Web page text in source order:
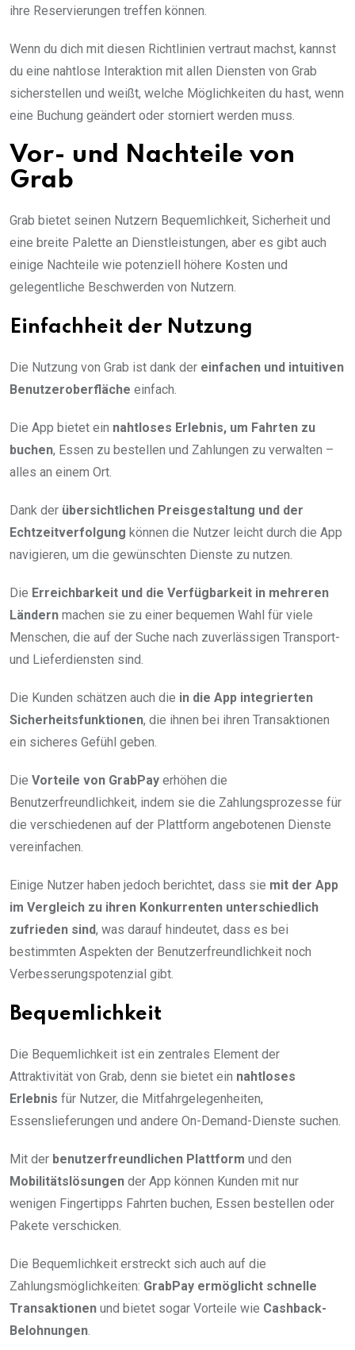
ihre Reservierungen treffen können.
Wenn du dich mit diesen Richtlinien vertraut machst, kannst
du eine nahtlose Interaktion mit allen Diensten von Grab
sicherstellen und weißt, welche Möglichkeiten du hast, wenn
eine Buchung geändert oder storniert werden muss.
Vor- und Nachteile von
Grab
Grab bietet seinen Nutzern Bequemlichkeit, Sicherheit und
eine breite Palette an Dienstleistungen, aber es gibt auch
einige Nachteile wie potenziell höhere Kosten und
gelegentliche Beschwerden von Nutzern.
Einfachheit der Nutzung
Die Nutzung von Grab ist dank der einfachen und intuitiven
Benutzeroberfläche einfach.
Die App bietet ein nahtloses Erlebnis, um Fahrten zu
buchen, Essen zu bestellen und Zahlungen zu verwalten –
alles an einem Ort.
Dank der übersichtlichen Preisgestaltung und der
Echtzeitverfolgung können die Nutzer leicht durch die App
navigieren, um die gewünschten Dienste zu nutzen.
Die Erreichbarkeit und die Verfügbarkeit in mehreren
Ländern machen sie zu einer bequemen Wahl für viele
Menschen, die auf der Suche nach zuverlässigen Transport-
und Lieferdiensten sind.
Die Kunden schätzen auch die in die App integrierten
Sicherheitsfunktionen, die ihnen bei ihren Transaktionen
ein sicheres Gefühl geben.
Die Vorteile von GrabPay erhöhen die
Benutzerfreundlichkeit, indem sie die Zahlungsprozesse für
die verschiedenen auf der Plattform angebotenen Dienste
vereinfachen.
Einige Nutzer haben jedoch berichtet, dass sie mit der App
im Vergleich zu ihren Konkurrenten unterschiedlich
zufrieden sind, was darauf hindeutet, dass es bei
bestimmten Aspekten der Benutzerfreundlichkeit noch
Verbesserungspotenzial gibt.
Bequemlichkeit
Die Bequemlichkeit ist ein zentrales Element der
Attraktivität von Grab, denn sie bietet ein nahtloses
Erlebnis für Nutzer, die Mitfahrgelegenheiten,
Essenslieferungen und andere On-Demand-Dienste suchen.
Mit der benutzerfreundlichen Plattform und den
Mobilitätslösungen der App können Kunden mit nur
wenigen Fingertipps Fahrten buchen, Essen bestellen oder
Pakete verschicken.
Die Bequemlichkeit erstreckt sich auch auf die
Zahlungsmöglichkeiten: GrabPay ermöglicht schnelle
Transaktionen und bietet sogar Vorteile wie Cashback-
Belohnungen